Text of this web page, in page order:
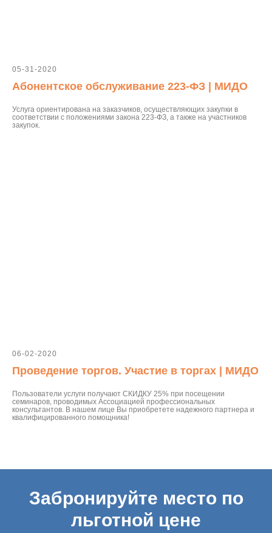
05-31-2020
Абонентское обслуживание 223-ФЗ | МИДО
Услуга ориентирована на заказчиков, осуществляющих закупки в
соответствии с положениями закона 223-ФЗ, а также на участников
закупок.
06-02-2020
Проведение торгов. Участие в торгах | МИДО
Пользователи услуги получают СКИДКУ 25% при посещении
семинаров, проводимых Ассоциацией профессиональных
консультантов. В нашем лице Вы приобретете надежного партнера и
квалифицированного помощника!
Забронируйте место по
льготной цене